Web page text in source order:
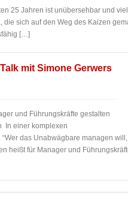
25 Jahren ist unübersehbar und
sich auf den Weg des Kaizen
[…]
mit Simone Gerwers
und Führungskräfte gestalten
In einer komplexen
das Unabwägbare managen
heißt für Manager und